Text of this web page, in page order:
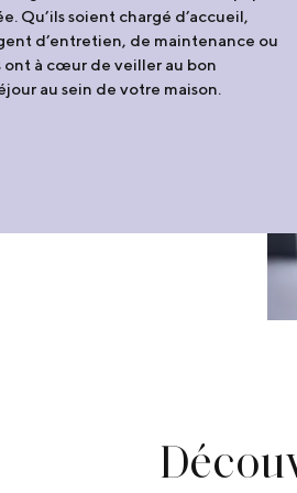
Qu’ils soient chargé d’accueil,
d’entretien, de maintenance ou
ont à cœur de veiller au bon
au sein de votre maison.